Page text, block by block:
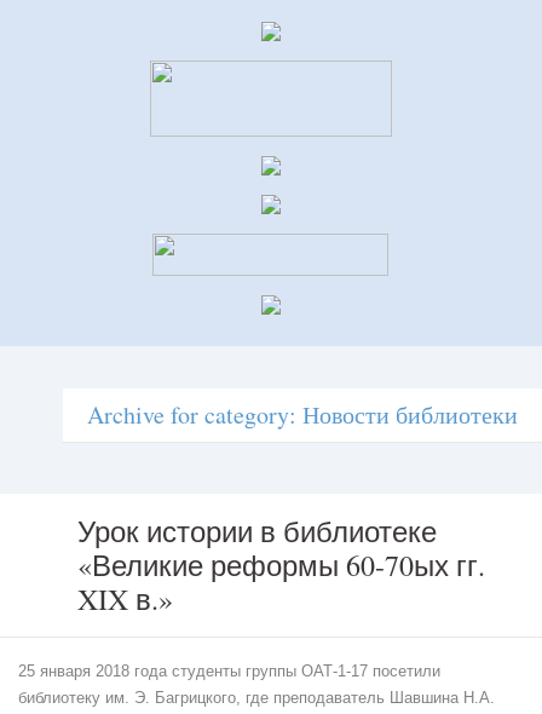
Archive for category: Новости библиотеки
реформы
60-
Урок истории в библиотеке
«Великие реформы 60-70ых гг.
XIX в.»
25 января 2018 года студенты группы ОАТ-1-17 посетили
библиотеку им. Э. Багрицкого, где преподаватель Шавшина Н.А.